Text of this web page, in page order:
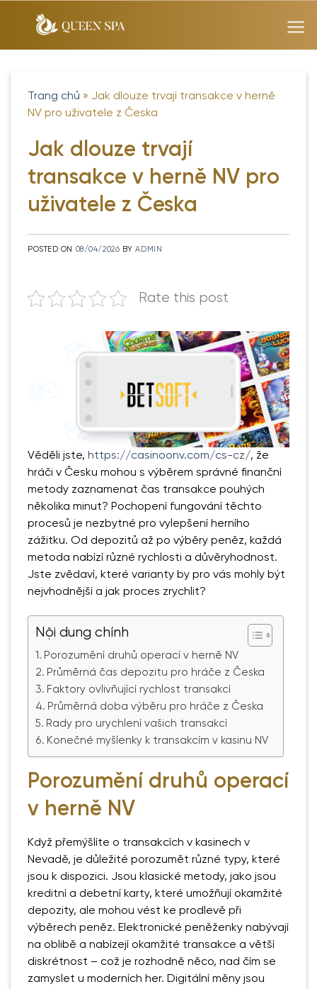
Trang chủ » Jak dlouze trvají transakce v herně
NV pro uživatele z Česka
Jak dlouze trvají
transakce v herně NV pro
uživatele z Česka
POSTED ON 08/04/2026 BYADMIN
Rate this post
Věděli jste, https://casinoonv.com/cs-cz/, že
hráči v Česku mohou s výběrem správné finanční
metody zaznamenat čas transakce pouhých
několika minut? Pochopení fungování těchto
procesů je nezbytné pro vylepšení herního
zážitku. Od depozitů až po výběry peněz, každá
metoda nabízí různé rychlosti a důvěryhodnost.
Jste zvědaví, které varianty by pro vás mohly být
nejvhodnější a jak proces zrychlit?
Nội dung chính
Porozumění druhů operací v herně NV
Průměrná čas depozitu pro hráče z Česka
Faktory ovlivňující rychlost transakcí
Průměrná doba výběru pro hráče z Česka
Rady pro urychlení vašich transakcí
Konečné myšlenky k transakcím v kasinu NV
Porozumění druhů operací
v herně NV
Když přemýšlíte o transakcích v kasinech v
Nevadě, je důležité porozumět různé typy, které
jsou k dispozici. Jsou klasické metody, jako jsou
kreditní a debetní karty, které umožňují okamžité
depozity, ale mohou vést ke prodlevě při
výběrech peněz. Elektronické peněženky nabývají
na oblibě a nabízejí okamžité transakce a větší
diskrétnost – což je rozhodně něco, nad čím se
zamyslet u moderních her. Digitální měny jsou